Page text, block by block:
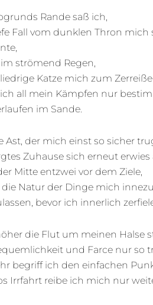
Rande saß ich,
Fall vom dunklen Thron mich
strömend Regen,
Katze mich zum
all mein Kämpfen nur
im Sande.
Ast, der mich einst so sicher
Zuhause sich erneut erwies
Mitte entzwei vor dem Ziele,
Natur der Dinge mich
bevor ich innerlich
die Flut um meinen Halse
und Farce nur so
begriff ich den einfachen
Irrfahrt reibe ich mich nur